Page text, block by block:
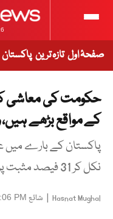
صفحۂ اول تازہ ترین پاکستان
حکومت کی معاشی
کے مواقع بڑھے
نکل کر 31 فیصد مثبت پر آگئی ہے
Hasnat Mughal
| شائع PM